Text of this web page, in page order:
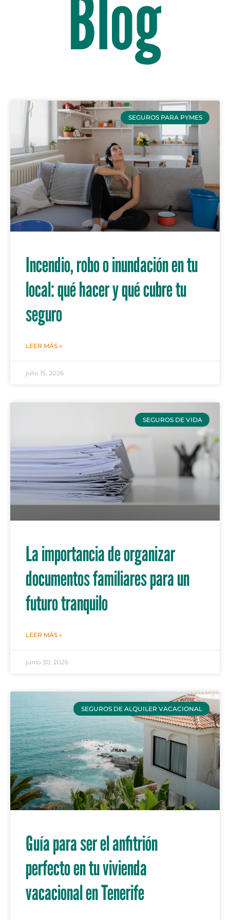
Blog
SEGUROS PARA PYMES
Incendio, robo o inundación en tu
local: qué hacer y qué cubre tu
seguro
LEER MÁS »
julio 15, 2026
SEGUROS DE VIDA
La importancia de organizar
documentos familiares para un
futuro tranquilo
LEER MÁS »
junio 30, 2026
SEGUROS DE ALQUILER VACACIONAL
Guía para ser el anfitrión
perfecto en tu vivienda
vacacional en Tenerife